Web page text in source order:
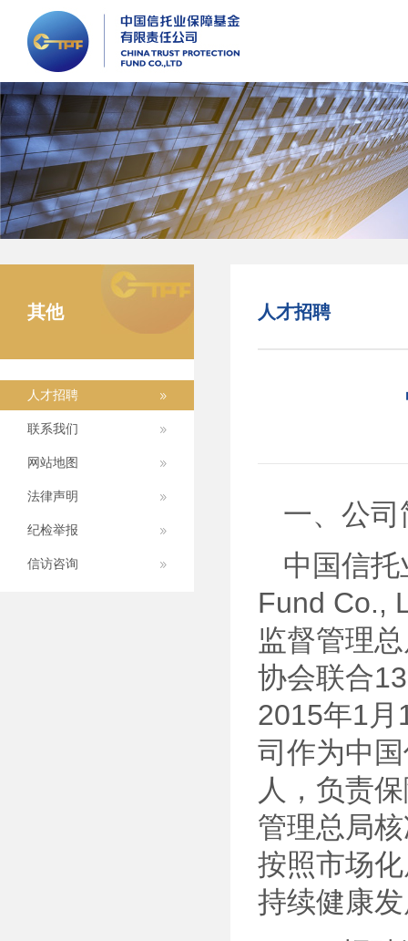
其他
人才招聘
联系我们
网站地图
法律声明
纪检举报
信访咨询
人才招聘
一、公司
中国信
Fund Co.,
监督管理
协会联合
2015年1月
司作为中
人，负责
管理总局
按照市场
持续健康